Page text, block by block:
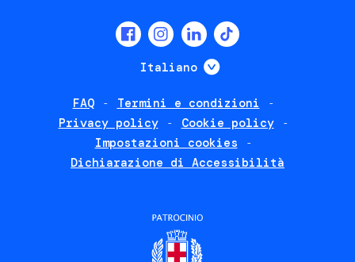
Italiano Mostra ulteriori
FAQ
Termini e condizioni
Privacy policy
Cookie policy
Impostazioni cookies
Dichiarazione di Accessibilità